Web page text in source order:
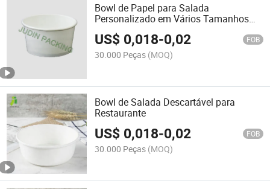
Bowl de Papel para Salada
Personalizado em Vários Tamanhos
com Tampa para Takeaway
US$ 0,018-0,02 FOB
30.000 Peças (MOQ)
Bowl de Salada Descartável para
Restaurante
US$ 0,018-0,02 FOB
30.000 Peças (MOQ)